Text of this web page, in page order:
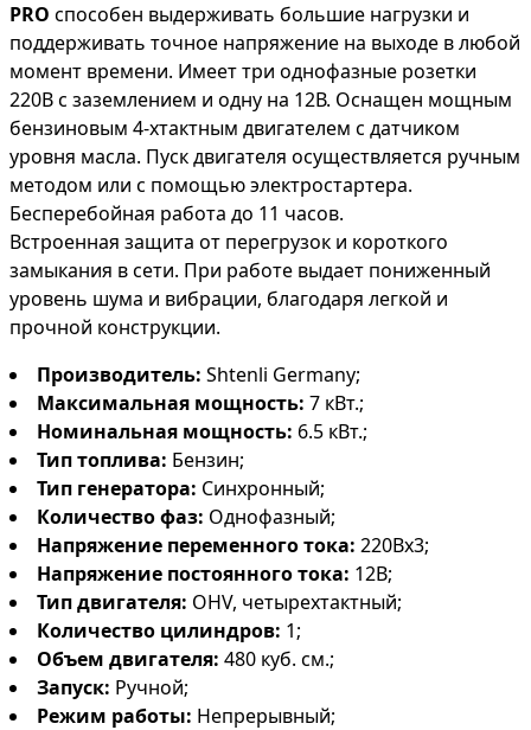
PRO способен выдерживать большие нагрузки и
поддерживать точное напряжение на выходе в любой
момент времени. Имеет три однофазные розетки
220В с заземлением и одну на 12В. Оснащен мощным
бензиновым 4-хтактным двигателем с датчиком
уровня масла. Пуск двигателя осуществляется ручным
методом или с помощью электростартера.
Бесперебойная работа до 11 часов.
Встроенная защита от перегрузок и короткого
замыкания в сети. При работе выдает пониженный
уровень шума и вибрации, благодаря легкой и
прочной конструкции.
Производитель: Shtenli Germany;
Максимальная мощность: 7 кВт.;
Номинальная мощность: 6.5 кВт.;
Тип топлива: Бензин;
Тип генератора: Синхронный;
Количество фаз: Однофазный;
Напряжение переменного тока: 220Вх3;
Напряжение постоянного тока: 12В;
Тип двигателя: OHV, четырехтактный;
Количество цилиндров: 1;
Объем двигателя: 480 куб. см.;
Запуск: Ручной;
Режим работы: Непрерывный;